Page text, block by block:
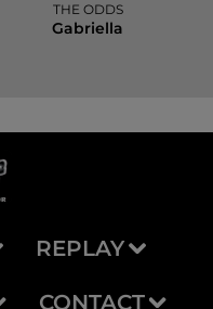
THE ODDS
Gabriella
REPLAY
CONTACT